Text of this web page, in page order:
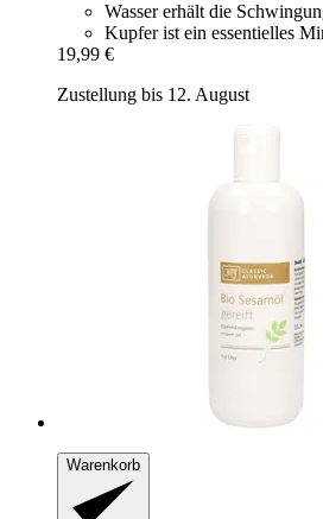
Wasser erhält die
Kupfer ist ein essentielles
19,99 €
Zustellung bis 12. August
Warenkorb